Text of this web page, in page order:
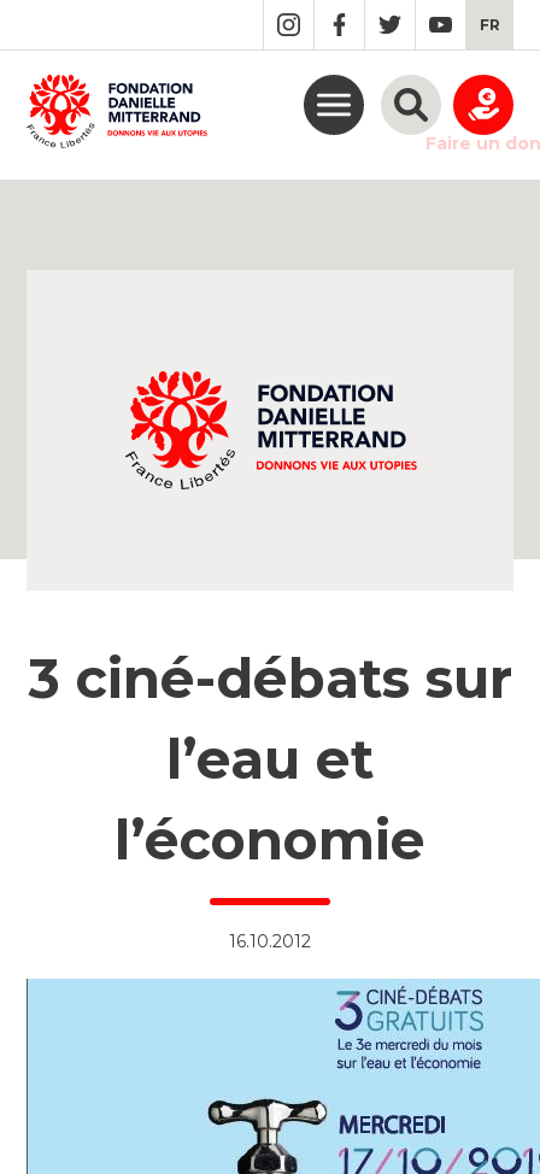
MAIN
CONTENT
FR
Faire un don
3 ciné-débats sur
l’eau et
l’économie
16.10.2012